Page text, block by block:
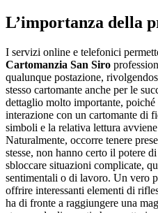
L’importanza della
I servizi online e telefonici
Cartomanzia San Siro
qualunque postazione,
stesso cartomante anche per le
dettaglio molto importante,
interazione con un cartomante di
simboli e la relativa lettura
Naturalmente, occorre tenere
stesse, non hanno certo il potere
sbloccare situazioni complicate,
sentimentali o di lavoro. Un vero
offrire interessanti elementi di
ha di fronte a raggiungere una